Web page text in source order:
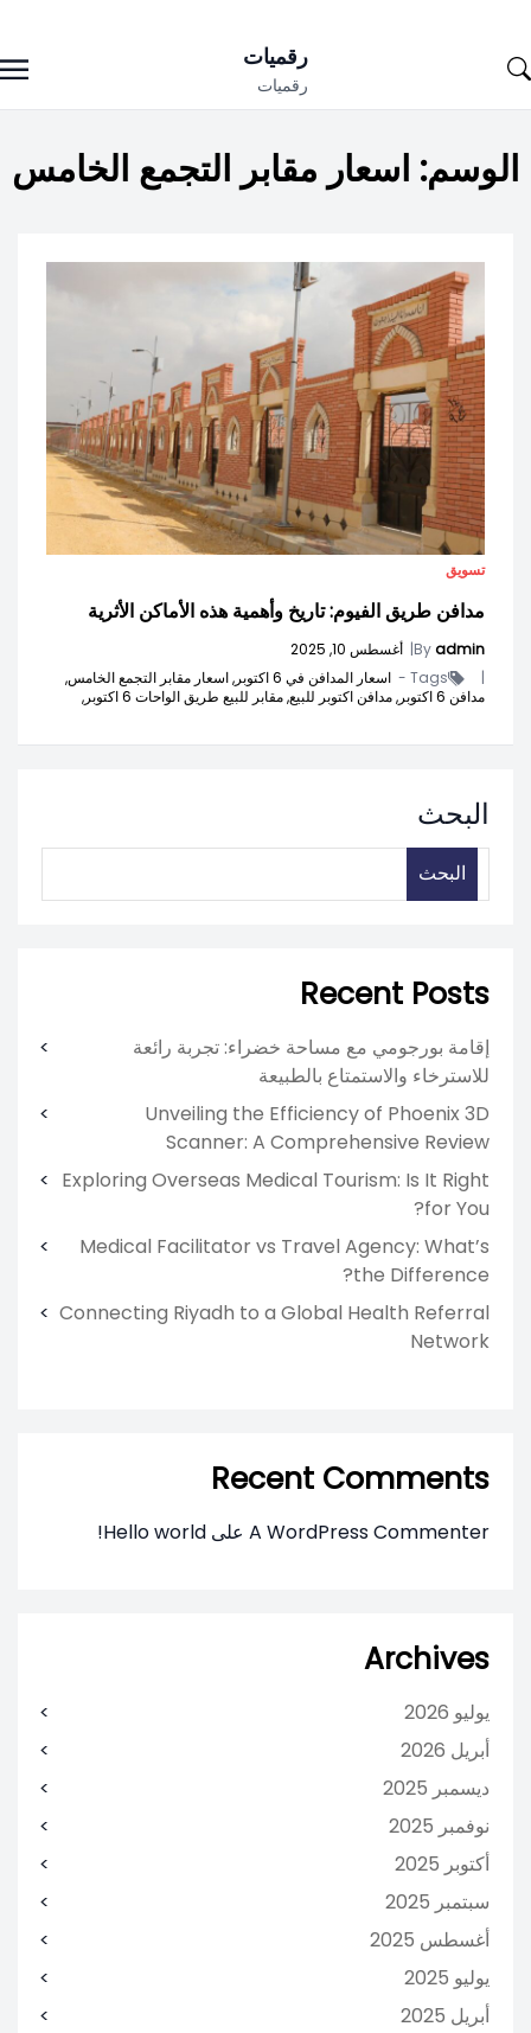
to
رقميات
رقميات
الوسم: اسعار مقابر التجمع الخامس
تسويق
مدافن طريق الفيوم: تاريخ وأهمية هذه الأماكن الأثرية
Byadmin
| أغسطس 10, 2025
|
Tags - اسعار المدافن في 6 اكتوبر,
اسعار مقابر التجمع الخامس,
مدافن 6 اكتوبر,
مدافن اكتوبر للبيع,مقابر للبيع طريق الواحات 6 اكتوبر,
البحث
البحث
Recent Posts
إقامة بورجومي مع مساحة خضراء: تجربة رائعة
للاسترخاء والاستمتاع بالطبيعة
Unveiling the Efficiency of Phoenix 3D
Scanner: A Comprehensive Review
Exploring Overseas Medical Tourism: Is It Right
for You?
Medical Facilitator vs Travel Agency: What’s
the Difference?
Connecting Riyadh to a Global Health Referral
Network
Recent Comments
A WordPress Commenter على Hello world!
Archives
يوليو 2026
أبريل 2026
ديسمبر 2025
نوفمبر 2025
أكتوبر 2025
سبتمبر 2025
أغسطس 2025
يوليو 2025
أبريل 2025